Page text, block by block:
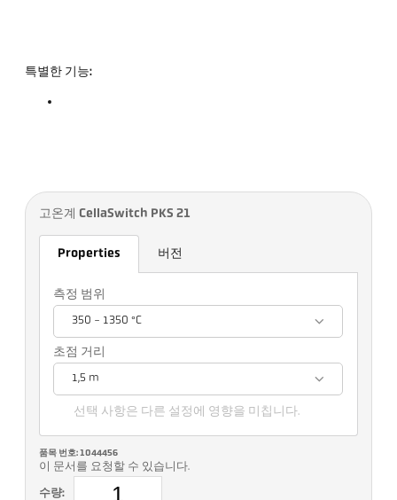
특별한 기능:
고온계 CellaSwitch PKS 21
Properties 버전
측정 범위
350 - 1350 °C
초점 거리
1,5 m
선택 사항은 다른 설정에 영향을 미칩니다.
품목 번호: 1044456
이 문서를 요청할 수 있습니다.
수량: